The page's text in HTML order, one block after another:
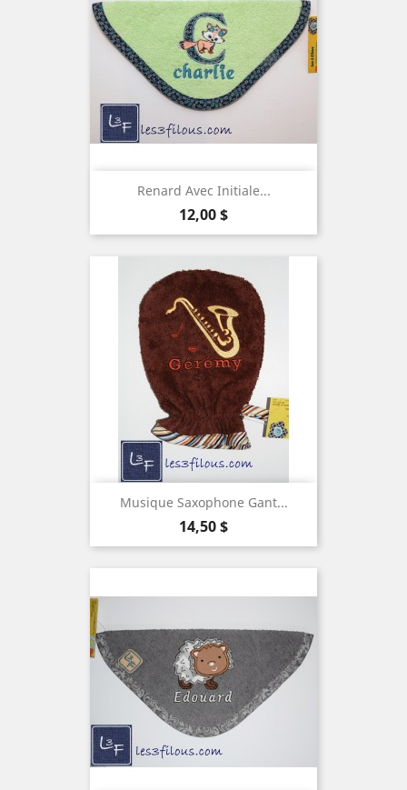
Renard Avec Initiale...
Prix
12,00 $
Musique Saxophone Gant...
Prix
14,50 $